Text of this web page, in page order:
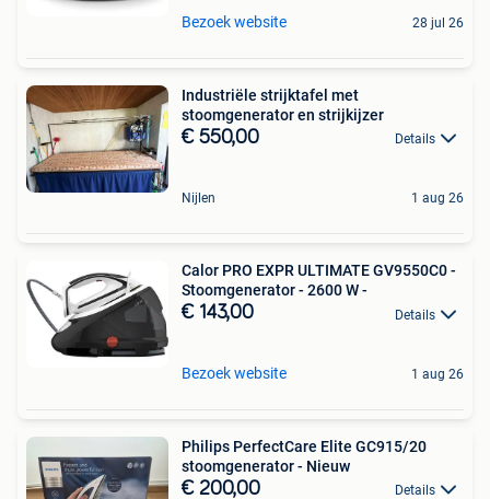
Bezoek website 28 jul 26
Industriële strijktafel met
stoomgenerator en strijkijzer
€ 550,00 Details
Nijlen 1 aug 26
Calor PRO EXPR ULTIMATE GV9550C0 -
Stoomgenerator - 2600 W -
€ 143,00 Details
Bezoek website 1 aug 26
Philips PerfectCare Elite GC915/20
stoomgenerator - Nieuw
€ 200,00 Details